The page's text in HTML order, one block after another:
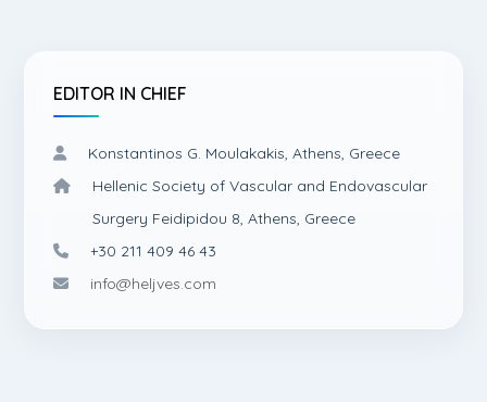
EDITOR IN CHIEF
Konstantinos G. Moulakakis, Athens, Greece
Hellenic Society of Vascular and Endovascular
Surgery Feidipidou 8, Athens, Greece
+30 211 409 46 43
info@heljves.com